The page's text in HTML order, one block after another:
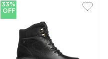
33%
OFF